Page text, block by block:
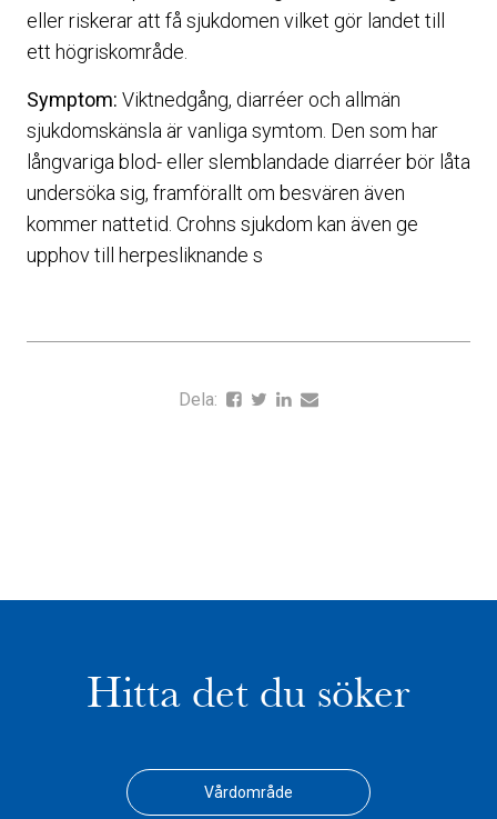
eller riskerar att få sjukdomen vilket gör landet till
ett högriskområde.
Symptom: Viktnedgång, diarréer och allmän
sjukdomskänsla är vanliga symtom. Den som har
långvariga blod- eller slemblandade diarréer bör låta
undersöka sig, framförallt om besvären även
kommer nattetid. Crohns sjukdom kan även ge
upphov till herpesliknande s
Dela:
Hitta det du söker
Vårdområde